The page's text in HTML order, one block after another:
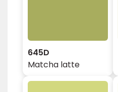
645D
Matcha latte